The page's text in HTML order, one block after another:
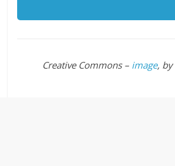
Creative Commons – image, by